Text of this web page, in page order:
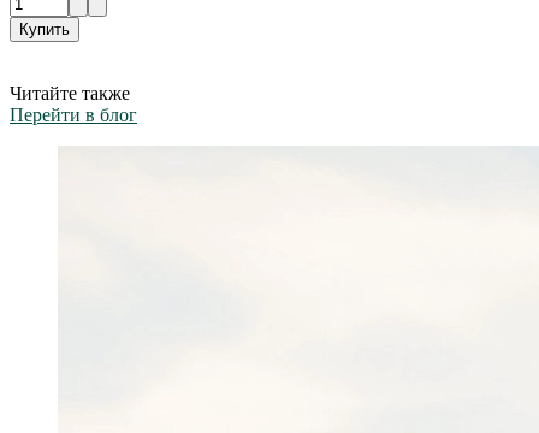
Купить
Читайте также
Перейти в блог